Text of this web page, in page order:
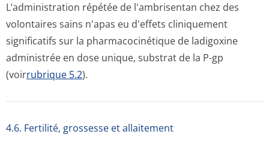
L’administration répétée de l'ambrisentan chez des
volontaires sains n'apas eu d'effets cliniquement
significatifs sur la pharmacocinétique de ladigoxine
administrée en dose unique, substrat de la P-gp
(voirrubrique 5.2).
4.6. Fertilité, grossesse et allaitement